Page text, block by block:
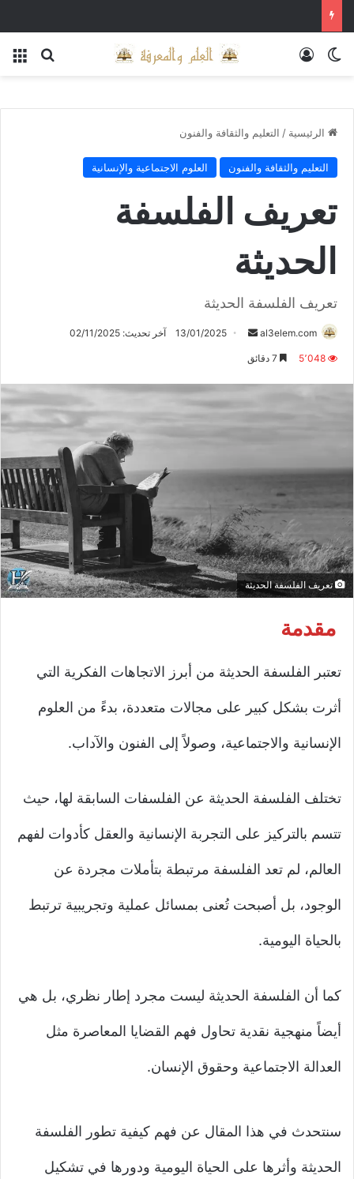
بحث الوضع المظلمتسجيل الدخول
الرئيسية / التعليم والثقافة والفنون
التعليم والثقافة والفنون العلوم الاجتماعية والإنسانية
تعريف الفلسفة
الحديثة
تعريف الفلسفة الحديثة
al3elem.com
أرسل 13/01/2025 آخر تحديث: 02/11/2025
5٬048
تعريف الفلسفة الحديثة
مقدمة
تعتبر الفلسفة الحديثة من أبرز الاتجاهات الفكرية التي
أثرت بشكل كبير على مجالات متعددة، بدءً من العلوم
الإنسانية والاجتماعية، وصولاً إلى الفنون والآداب.
تختلف الفلسفة الحديثة عن الفلسفات السابقة لها، حيث
تتسم بالتركيز على التجربة الإنسانية والعقل كأدوات لفهم
العالم، لم تعد الفلسفة مرتبطة بتأملات مجردة عن
الوجود، بل أصبحت تُعنى بمسائل عملية وتجريبية ترتبط
بالحياة اليومية.
كما أن الفلسفة الحديثة ليست مجرد إطار نظري، بل هي
أيضاً منهجية نقدية تحاول فهم القضايا المعاصرة مثل
العدالة الاجتماعية وحقوق الإنسان.
سنتحدث في هذا المقال عن فهم كيفية تطور الفلسفة
الحديثة وأثرها على الحياة اليومية ودورها في تشكيل